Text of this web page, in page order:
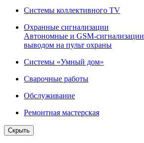
Системы коллективного TV
Охранные сигнализации
Автономные и GSM-сигнализации
выводом на пульт охраны
Системы «Умный дом»
Сварочные работы
Обслуживание
Ремонтная мастерская
Скрыть